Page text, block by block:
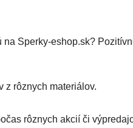
Sperky-eshop.sk?
z rôznych materiálov.
rôznych akcií či